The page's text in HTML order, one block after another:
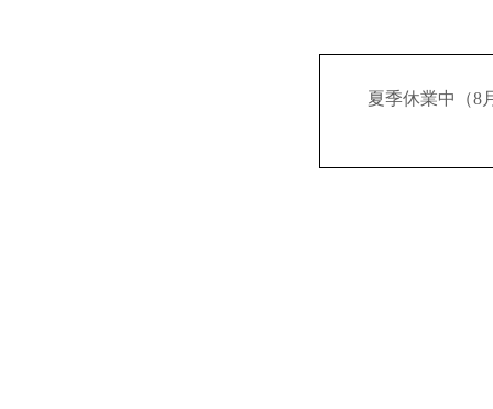
夏季休業中（8